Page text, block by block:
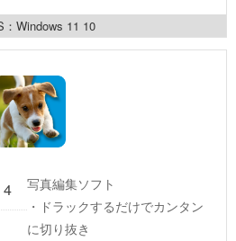
：Windows 11 10
4
写真編集ソフト
・ドラックするだけでカンタン
に切り抜き